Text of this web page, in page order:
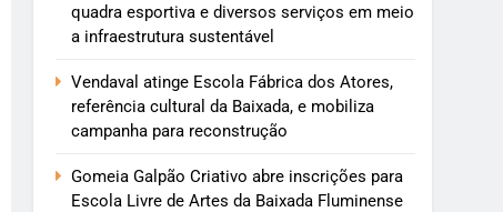
quadra esportiva e diversos serviços em meio
a infraestrutura sustentável
Vendaval atinge Escola Fábrica dos Atores,
referência cultural da Baixada, e mobiliza
campanha para reconstrução
Gomeia Galpão Criativo abre inscrições para
Escola Livre de Artes da Baixada Fluminense